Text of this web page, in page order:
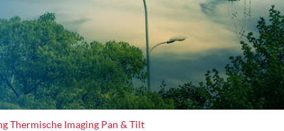
русский
português
العربية
Thermische Imaging Pan & Tilt